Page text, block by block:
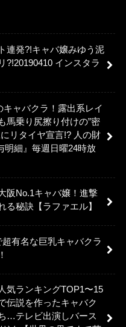
連発?!キャバ嬢みゆう泥
?!20190410 インスタラ
キャバクラ！露出系レイ
馬乗り尻擦り付けの”密
リタイヤ宣言!? 人の財
明細』毎週日曜24時放
阪No.1キャバ嬢！進撃
る秘訣【ラファエル】
有名な巨乳キャバクラ
気ランキングTOP1〜15
伝説を作ったキャバク
…テレビ出演しバース